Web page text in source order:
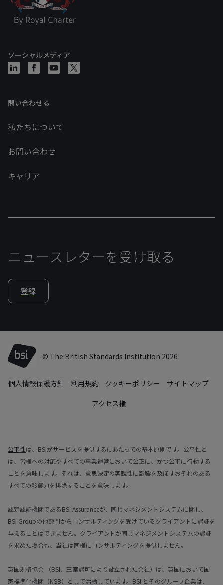
ソーシャルメディア
問い合わせる
私たちについて
お問い合わせ
キャリア
ニュースレターを受け取る
登録
© The British Standards Institution 2026
個人情報保護方針 利用規約 クッキーポリシー
サイトマップ
アクセス権
公平性は、BSIがサービスを提供するにあたっての基本原則です。公平性と
は、皆様への対応やすべての事業運営において公正に、かつ公平に行動する
ことを意味します。それは、意思決定の客観性に影響を及ぼすおそれのある
すべての影響力を排除することを意味します。
認定認証機関であるBSI Assuranceが、同じマネジメントシステムに関し、
BSI Groupの他部門からコンサルティングを受けているクライアントに認証を
与えることはできません。クライアントが同じマネジメントシステムの認証
を求めた場合も、当社は同様にコンサルティングを提供しません。
英国規格協会 （BSI、王室認可により設立された会社）は、英国において国
家標準化機関（NSB）として活動しています。BSI とそのグループ企業は、